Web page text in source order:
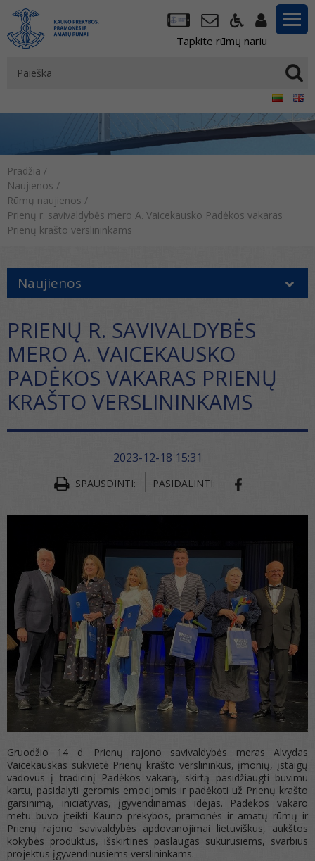
Tapkite rūmų nariu
Pradžia /
Naujienos /
Rūmų naujienos /
Prienų r. savivaldybės mero A. Vaicekausko Padėkos vakaras
Prienų krašto verslininkams
Naujienos
PRIENŲ R. SAVIVALDYBĖS
MERO A. VAICEKAUSKO
PADĖKOS VAKARAS PRIENŲ
KRAŠTO VERSLININKAMS
2023-12-18 15:31
SPAUSDINTI: PASIDALINTI:
Gruodžio 14 d. Prienų rajono savivaldybės meras Alvydas
Vaicekauskas sukvietė Prienų krašto verslininkus, įmonių, įstaigų
vadovus į tradicinį Padėkos vakarą, skirtą pasidžiaugti buvimu
kartu, pasidalyti geromis emocijomis ir padėkoti už Prienų krašto
garsinimą, iniciatyvas, įgyvendinamas idėjas. Padėkos vakaro
metu buvo įteikti Kauno prekybos, pramonės ir amatų rūmų ir
Prienų rajono savivaldybės apdovanojimai lietuviškus, aukštos
kokybės produktus, išskirtines paslaugas sukūrusiems, svarbius
projektus įgyvendinusiems verslininkams.